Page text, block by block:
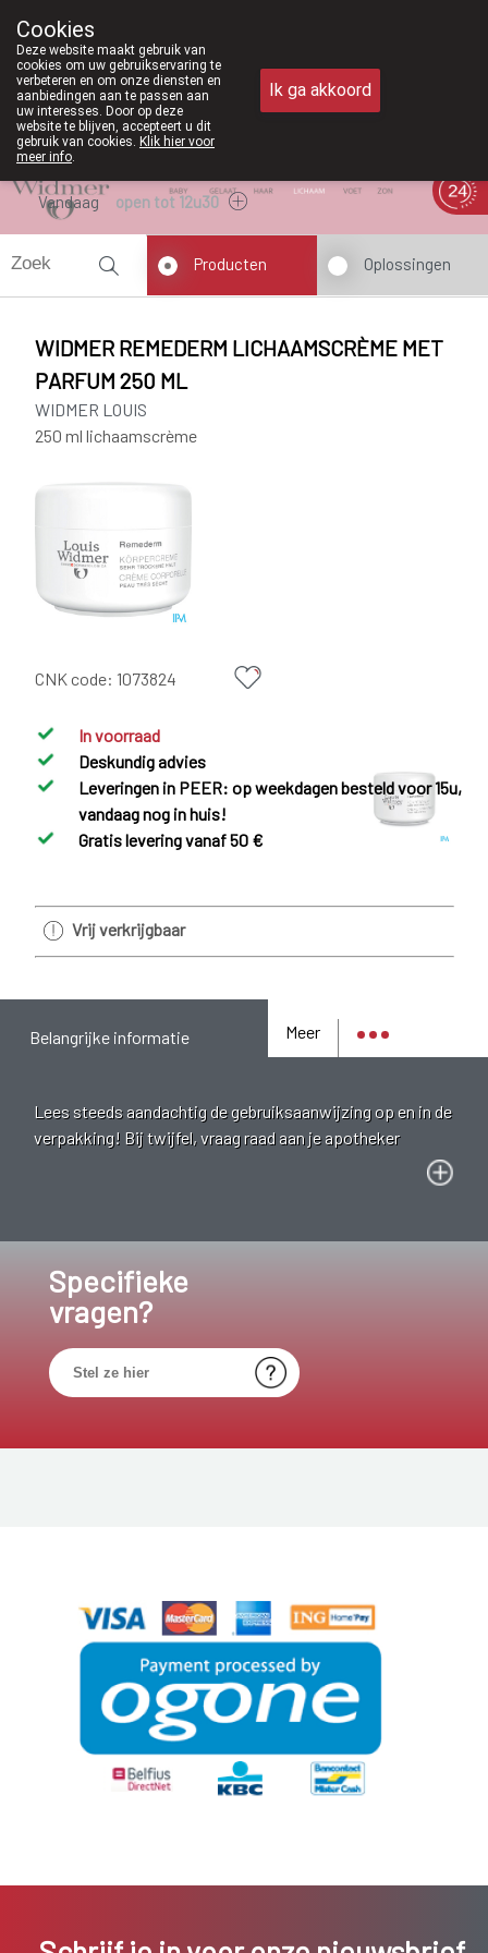
011/610300
Vandaag open tot 12u30
Producten Oplossingen
WIDMER REMEDERM LICHAAMSCRÈME MET
PARFUM 250 ML
WIDMER LOUIS
250 ml lichaamscrème
CNK code: 1073824
In voorraad
Deskundig advies
Leveringen in PEER: op weekdagen besteld voor 15u,
vandaag nog in huis!
Gratis levering vanaf 50 €
Vrij verkrijgbaar
Meer
Belangrijke informatie
Lees steeds aandachtig de gebruiksaanwijzing op en in de
verpakking! Bij twijfel, vraag raad aan je apotheker
Specifieke
vragen?
Cookies
Deze website maakt gebruik van
cookies om uw gebruikservaring te
verbeteren en om onze diensten en
aanbiedingen aan te passen aan
uw interesses. Door op deze
website te blijven, accepteert u dit
gebruik van cookies. Klik hier voor
meer info.
Ik ga akkoord